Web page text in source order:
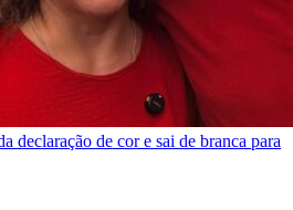
declaração de cor e sai de branca para